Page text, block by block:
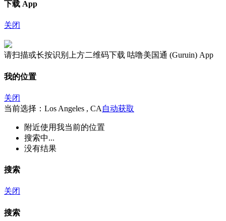
下载 App
关闭
请扫描或长按识别上方二维码下载 咕噜美国通 (Guruin) App
我的位置
关闭
当前选择：Los Angeles , CA 自动获取
附近使用我当前的位置
搜索中...
没有结果
搜索
关闭
搜索